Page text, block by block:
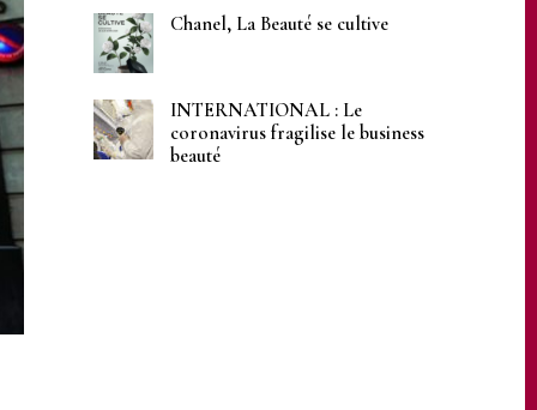
Chanel, La Beauté se cultive
INTERNATIONAL : Le
coronavirus fragilise le business
beauté